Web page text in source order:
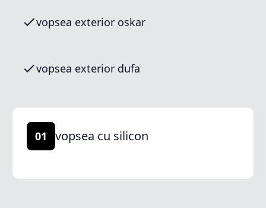
vopsea exterior oskar
vopsea exterior dufa
01 vopsea cu silicon